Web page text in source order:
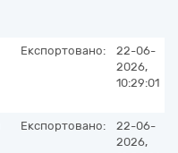
Експортовано:
22-06-
2026,
10:29:01
Експортовано:
22-06-
2026,